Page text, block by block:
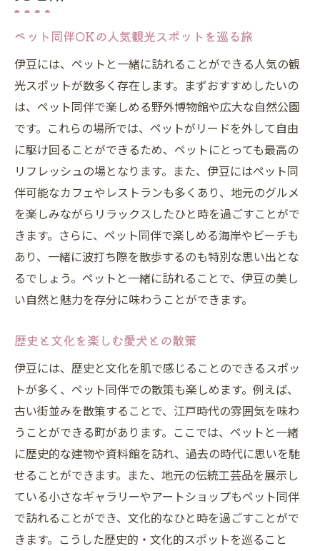
ペット同伴OKの人気観光スポットを巡る旅
伊豆には、ペットと一緒に訪れることができる人気の観
光スポットが数多く存在します。まずおすすめしたいの
は、ペット同伴で楽しめる野外博物館や広大な自然公園
です。これらの場所では、ペットがリードを外して自由
に駆け回ることができるため、ペットにとっても最高の
リフレッシュの場となります。また、伊豆にはペット同
伴可能なカフェやレストランも多くあり、地元のグルメ
を楽しみながらリラックスしたひと時を過ごすことがで
きます。さらに、ペット同伴で楽しめる海岸やビーチも
あり、一緒に波打ち際を散歩するのも特別な思い出とな
るでしょう。ペットと一緒に訪れることで、伊豆の美し
い自然と魅力を存分に味わうことができます。
歴史と文化を楽しむ愛犬との散策
伊豆には、歴史と文化を肌で感じることのできるスポッ
トが多く、ペット同伴での散策も楽しめます。例えば、
古い街並みを散策することで、江戸時代の雰囲気を味わ
うことができる町があります。ここでは、ペットと一緒
に歴史的な建物や資料館を訪れ、過去の時代に思いを馳
せることができます。また、地元の伝統工芸品を展示し
ている小さなギャラリーやアートショップもペット同伴
で訪れることができ、文化的なひと時を過ごすことがで
きます。こうした歴史的・文化的スポットを巡ること